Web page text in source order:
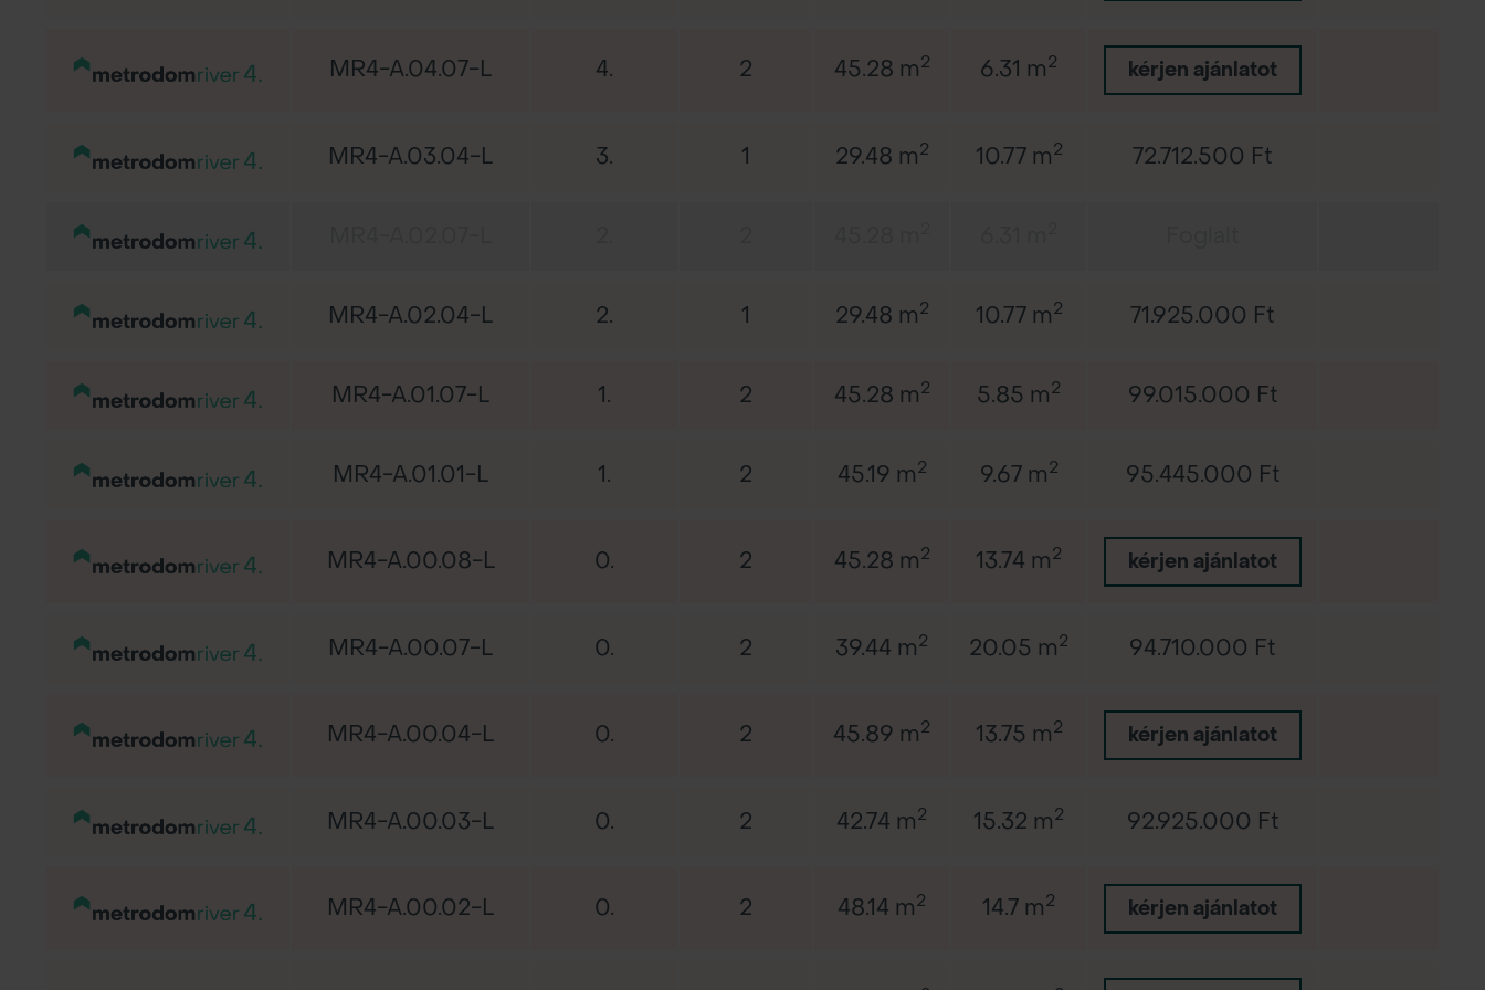
MR4-A.04.07-L 4. 2 45.28 m2 6.31 m2 kérjen ajánlatot
MR4-A.03.04-L 3. 1 29.48 m2 10.77 m2 72.712.500 Ft
MR4-A.02.04-L 2. 1 29.48 m2 10.77 m2 71.925.000 Ft
MR4-A.01.07-L 1. 2 45.28 m2 5.85 m2 99.015.000 Ft
MR4-A.01.01-L 1. 2 45.19 m2 9.67 m2 95.445.000 Ft
MR4-A.00.08-L 0. 2 45.28 m2 13.74 m2 kérjen ajánlatot
MR4-A.00.07-L 0. 2 39.44 m2 20.05 m2 94.710.000 Ft
MR4-A.00.04-L 0. 2 45.89 m2 13.75 m2 kérjen ajánlatot
MR4-A.00.03-L 0. 2 42.74 m2 15.32 m2 92.925.000 Ft
MR4-A.00.02-L 0. 2 48.14 m2 14.7 m2 kérjen ajánlatot